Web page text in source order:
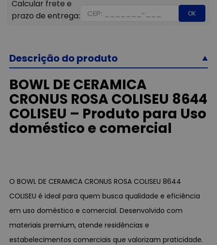
OK
Descrição do produto
BOWL DE CERAMICA
CRONUS ROSA COLISEU 8644
COLISEU – Produto para Uso
doméstico e comercial
O BOWL DE CERAMICA CRONUS ROSA COLISEU 8644
COLISEU é ideal para quem busca qualidade e eficiência
em uso doméstico e comercial. Desenvolvido com
materiais premium, atende residências e
estabelecimentos comerciais que valorizam praticidade.